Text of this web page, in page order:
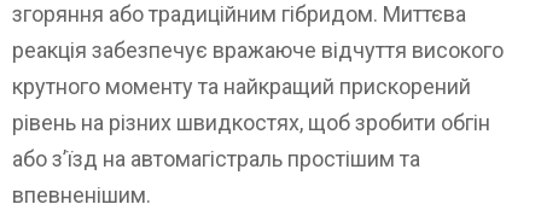
згоряння або традиційним гібридом. Миттєва
реакція забезпечує вражаюче відчуття високого
крутного моменту та найкращий прискорений
рівень на різних швидкостях, щоб зробити обгін
або з’їзд на автомагістраль простішим та
впевненішим.